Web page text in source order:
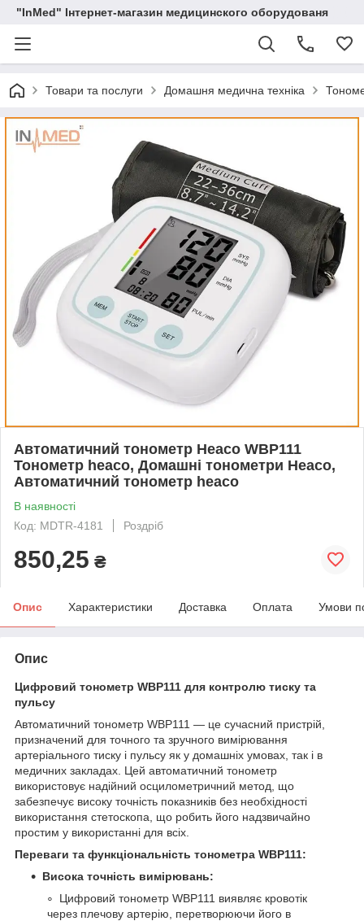
"InMed" Інтернет-магазин медицинского оборудованя
Товари та послуги Домашня медична техніка
Автоматичний тонометр Heaco WBP111
Тонометр heaco, Домашні тонометри Heaco,
Автоматичний тонометр heaco
В наявності
Код: MDTR-4181
Роздріб
850,25 ₴
Опис Характеристики Доставка Оплата Умови
Опис
Цифровий тонометр WBP111 для контролю тиску та
пульсу
Автоматичний тонометр WBP111 — це сучасний пристрій,
призначений для точного та зручного вимірювання
артеріального тиску і пульсу як у домашніх умовах, так і в
медичних закладах. Цей автоматичний тонометр
використовує надійний осцилометричний метод, що
забезпечує високу точність показників без необхідності
використання стетоскопа, що робить його надзвичайно
простим у використанні для всіх.
Переваги та функціональність тонометра WBP111:
Висока точність вимірювань:
Цифровий тонометр WBP111 виявляє кровотік
через плечову артерію, перетворюючи його в